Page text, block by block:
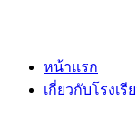
หน้าแรก
เกี่ยวกับโรงเรี